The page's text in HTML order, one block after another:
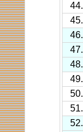
44.
45.
46.
47.
48.
49.
50.
51.
52.